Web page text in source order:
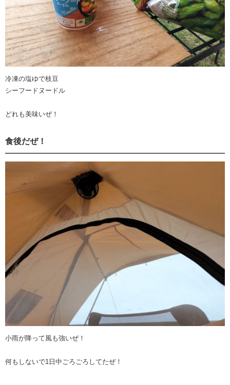
冷凍の塩ゆで枝豆
シーフードヌードル
どれも美味いぜ！
食後だぜ！
小雨が降って風も強いぜ！
何もしないで1日中ごろごろしてたぜ！